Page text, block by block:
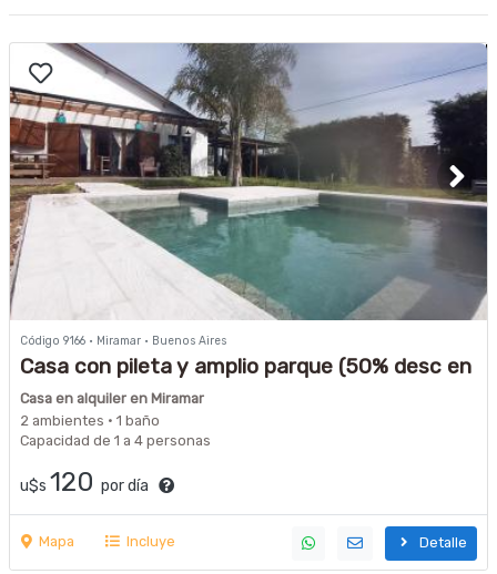
Código 9166 · Miramar · Buenos Aires
Casa con pileta y amplio parque (50% desc en
carpa en Balneario)
Casa en alquiler en Miramar
2 ambientes · 1 baño
Capacidad de 1 a 4 personas
u$s 120 por día
Mapa Incluye Detalle